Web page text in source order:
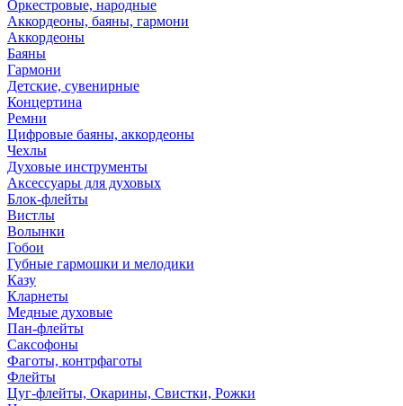
Оркестровые, народные
Аккордеоны, баяны, гармони
Аккордеоны
Баяны
Гармони
Детские, сувенирные
Концертина
Ремни
Цифровые баяны, аккордеоны
Чехлы
Духовые инструменты
Аксессуары для духовых
Блок-флейты
Вистлы
Волынки
Гобои
Губные гармошки и мелодики
Казу
Кларнеты
Медные духовые
Пан-флейты
Саксофоны
Фаготы, контрфаготы
Флейты
Цуг-флейты, Окарины, Свистки, Рожки